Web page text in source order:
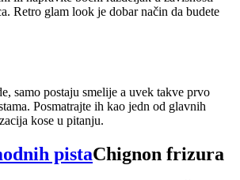
Retro glam look je dobar način da budete
samo postaju smelije a uvek takve prvo
Posmatrajte ih kao jedn od glavnih
kose u pitanju.
Chignon frizura